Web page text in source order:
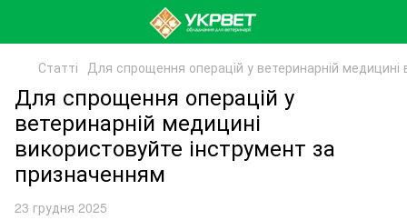
Статті Для спрощення операцій у ветеринарній
Для спрощення операцій у
ветеринарній медицині
використовуйте інструмент за
призначенням
23 грудня 2025